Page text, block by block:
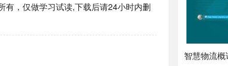
有，仅做学习试读,下载后请24小时内删
智慧物流概